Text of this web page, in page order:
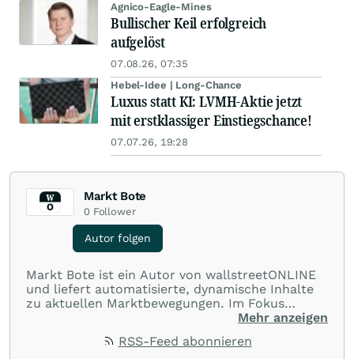
Agnico-Eagle-Mines
Bullischer Keil erfolgreich
aufgelöst
07.08.26, 07:35
Hebel-Idee | Long-Chance
Luxus statt KI: LVMH-Aktie jetzt
mit erstklassiger Einstiegschance!
07.07.26, 19:28
Markt Bote
0 Follower
Autor folgen
Markt Bote ist ein Autor von wallstreetONLINE
und liefert automatisierte, dynamische Inhalte
zu aktuellen Marktbewegungen. Im Fokus
stehen Tops und Flops, Branchentrends und
Rohstoffe oder Krypto – die Beiträge sind kurz,
Mehr anzeigen
RSS-Feed abonnieren